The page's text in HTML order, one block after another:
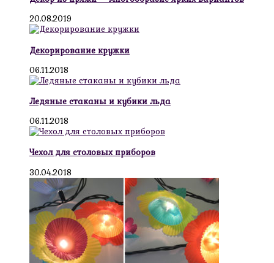
20.08.2019
Декорирование кружки
06.11.2018
Ледяные стаканы и кубики льда
06.11.2018
Чехол для столовых приборов
30.04.2018